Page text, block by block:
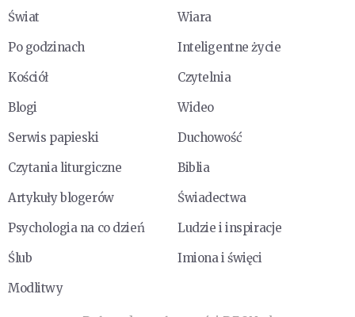
Świat
Wiara
Po godzinach
Inteligentne życie
Kościół
Czytelnia
Blogi
Wideo
Serwis papieski
Duchowość
Czytania liturgiczne
Biblia
Artykuły blogerów
Świadectwa
Psychologia na co dzień
Ludzie i inspiracje
Ślub
Imiona i święci
Modlitwy